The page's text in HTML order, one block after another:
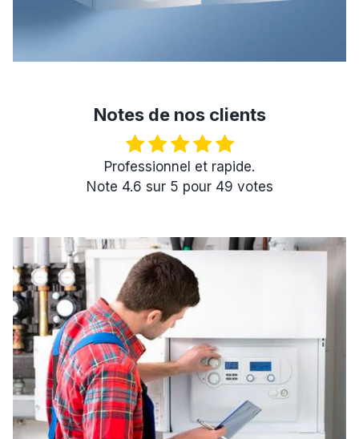
Notes de nos clients
Professionnel et rapide.
Note 4.6 sur 5 pour 49 votes